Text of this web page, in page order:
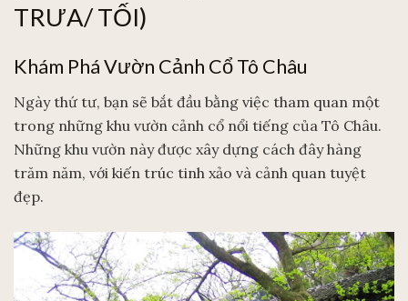
TRƯA/ TỐI)
Khám Phá Vườn Cảnh Cổ Tô Châu
Ngày thứ tư, bạn sẽ bắt đầu bằng việc tham quan một
trong những khu vườn cảnh cổ nổi tiếng của Tô Châu.
Những khu vườn này được xây dựng cách đây hàng
trăm năm, với kiến trúc tinh xảo và cảnh quan tuyệt
đẹp.